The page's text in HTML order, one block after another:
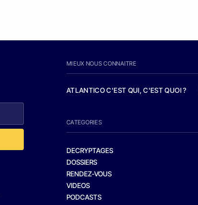
MIEUX NOUS CONNAITRE
ATLANTICO C'EST QUI, C'EST QUOI ?
CATEGORIES
DECRYPTAGES
DOSSIERS
RENDEZ-VOUS
VIDEOS
PODCASTS